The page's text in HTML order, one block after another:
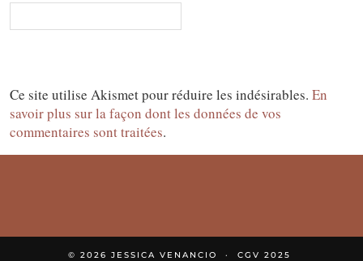
Ce site utilise Akismet pour réduire les indésirables. En
savoir plus sur la façon dont les données de vos
commentaires sont traitées.
© 2026 JESSICA VENANCIO CGV 2025